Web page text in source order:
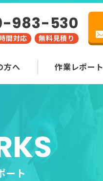
983-530
間対応 無料見積り
方へ 作業レポート
ート